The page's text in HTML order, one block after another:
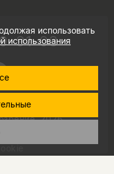
91-03
2026
данных
данных
использовать
использования